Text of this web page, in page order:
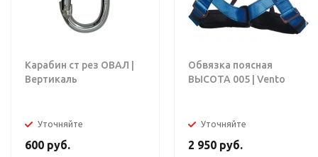
Карабин ст рез ОВАЛ |
Вертикаль
Уточняйте
600 руб.
Обвязка поясная
ВЫСОТА 005 | Vento
Уточняйте
2 950 руб.